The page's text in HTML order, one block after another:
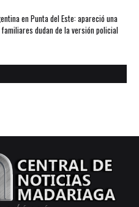
en Punta del Este: apareció una
dudan de la versión policial